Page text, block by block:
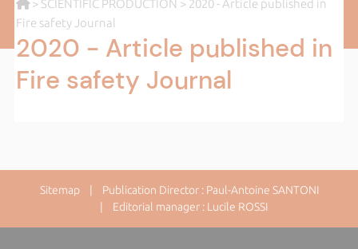
> SCIENTIFIC PRODUCTION > 2020 - Article published in
Fire safety Journal
2020 - Article published in
Fire safety Journal
Sitemap| Publication Director : Paul-Antoine SANTONI
| Editorial manager : Lucile ROSSI